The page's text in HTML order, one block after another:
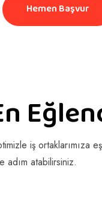
Hemen Başvur
iş ortaklarımıza
adım atabilirsiniz.